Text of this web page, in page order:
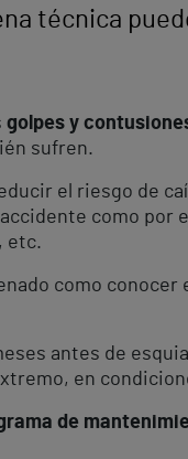
técnica
golpes y
sufren.
el riesgo de
como por
etc.
como
antes de
en
de